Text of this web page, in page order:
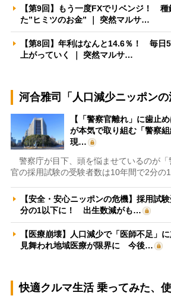
【第9回】もう一度FXでリベンジ！
た”ヒミツのお金” ｜ 突然マルサ…
【第8回】年利はなんと14.6％！ 毎日
上がっていく ｜ 突然マルサ…
河合雅司「人口減少ニッポンの
【「警察官離れ」に歯止
が本気で取り組む「警察
現…
警察庁が目下、頭を悩ませているのが「
官の採用試験の受験者数は10年間で2分の
【安全・安心ニッポンの危機】採用試
分の1以下に！ 出生数減がも…
【医療崩壊】人口減少で「医師不足」
見舞われ地域医療が限界に 今後…
快適クルマ生活 乗ってみた、